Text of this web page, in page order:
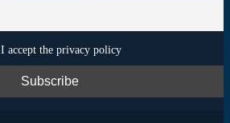
I accept the privacy policy